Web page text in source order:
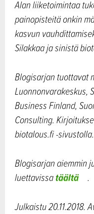
Alan liiketoimintaa
painopisteitä onkin
kasvun
Silakkaa ja sinistä
Blogisarjan tuottavat
Luonnonvarakeskus,
Business Finland,
Consulting.
biotalous.fi -sivustolla.
Blogisarjan aiemmin
luettavissatäältä .
Julkaistu 20.11.2018.